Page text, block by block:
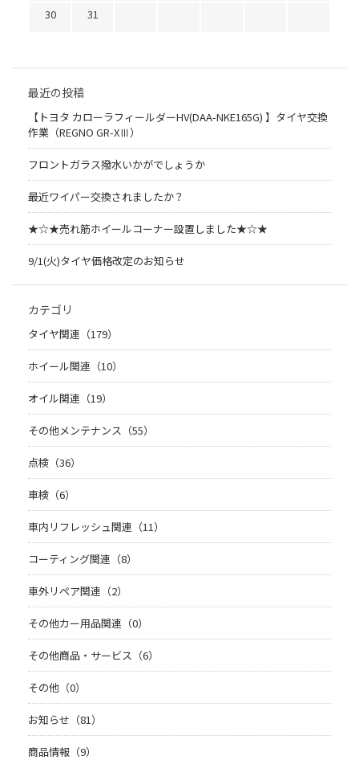
30
31
最近の投稿
【トヨタ カローラフィールダーHV(DAA-NKE165G) 】タイヤ交換
作業（REGNO GR-XⅢ）
フロントガラス撥水いかがでしょうか
最近ワイパー交換されましたか？
★☆★売れ筋ホイールコーナー設置しました★☆★
9/1(火)タイヤ価格改定のお知らせ
カテゴリ
タイヤ関連（179）
ホイール関連（10）
オイル関連（19）
その他メンテナンス（55）
点検（36）
車検（6）
車内リフレッシュ関連（11）
コーティング関連（8）
車外リペア関連（2）
その他カー用品関連（0）
その他商品・サービス（6）
その他（0）
お知らせ（81）
商品情報（9）